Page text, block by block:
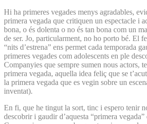
Hi ha primeres vegades menys agradables,
primera vegada que critiquen un espectacle i
bona, o és dolenta o no és tan bona com un
de ser. Jo, particularment, no ho porto bé. El
“nits d’estrena” ens permet cada temporada
primeres vegades com adolescents en ple
Companyies que sempre sumen nous actors,
primera vegada, aquella idea feliç que se
la primera vegada que es vegin sobre un
inventat).
En fi, que he tingut la sort, tinc i espero tenir
descobrir i gaudir d’aquesta “primera